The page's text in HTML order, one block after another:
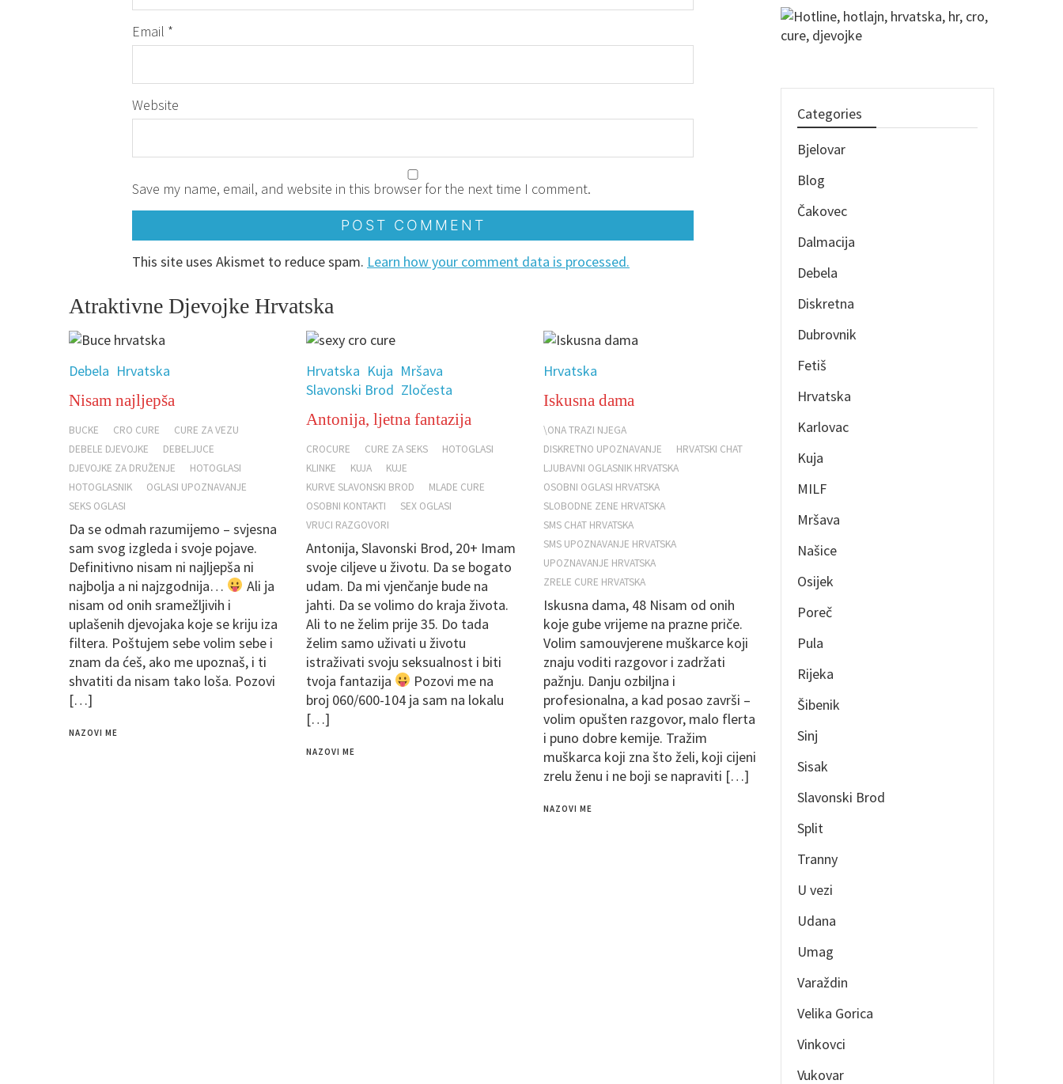
Email *
Website
Save my name, email, and website in this browser for the next time I comment.
This site uses Akismet to reduce spam. Learn how your comment data is processed.
Atraktivne Djevojke Hrvatska
Debela Hrvatska
Nisam najljepša
BUCKE CRO CURE
CURE ZA VEZU
DEBELE DJEVOJKE
DEBELJUCE
DJEVOJKE ZA DRUŽENJE
HOTOGLASI
HOTOGLASNIK
OGLASI UPOZNAVANJE
SEKS OGLASI
Da se odmah razumijemo – svjesna
sam svog izgleda i svoje pojave.
Definitivno nisam ni najljepša ni
najbolja a ni najzgodnija…
Ali ja
nisam od onih sramežljivih i
uplašenih djevojaka koje se kriju iza
filtera. Poštujem sebe volim sebe i
znam da ćeš, ako me upoznaš, i ti
shvatiti da nisam tako loša. Pozovi
[…]
NAZOVI ME
Hrvatska Kuja Mršava
Slavonski Brod Zločesta
Antonija, ljetna fantazija
CROCURE CURE ZA SEKS
HOTOGLASI
KLINKE
KUJA
KUJE
KURVE SLAVONSKI BROD
MLADE CURE
OSOBNI KONTAKTI
SEX OGLASI
VRUCI RAZGOVORI
Antonija, Slavonski Brod, 20+ Imam
svoje ciljeve u životu. Da se bogato
udam. Da mi vjenčanje bude na
jahti. Da se volimo do kraja života.
Ali to ne želim prije 35. Do tada
želim samo uživati u životu
istraživati svoju seksualnost i biti
tvoja fantazija
Pozovi me na
broj 060/600-104 ja sam na lokalu
[…]
NAZOVI ME
Hrvatska
Iskusna dama
\ONA TRAZI NJEGA
DISKRETNO UPOZNAVANJE
HRVATSKI CHAT
LJUBAVNI OGLASNIK HRVATSKA
OSOBNI OGLASI HRVATSKA
SLOBODNE ZENE HRVATSKA
SMS CHAT HRVATSKA
SMS UPOZNAVANJE HRVATSKA
UPOZNAVANJE HRVATSKA
ZRELE CURE HRVATSKA
Iskusna dama, 48 Nisam od onih
koje gube vrijeme na prazne priče.
Volim samouvjerene muškarce koji
znaju voditi razgovor i zadržati
pažnju. Danju ozbiljna i
profesionalna, a kad posao završi –
volim opušten razgovor, malo flerta
i puno dobre kemije. Tražim
muškarca koji zna što želi, koji cijeni
zrelu ženu i ne boji se napraviti […]
NAZOVI ME
Categories
Bjelovar
Blog
Čakovec
Dalmacija
Debela
Diskretna
Dubrovnik
Fetiš
Hrvatska
Karlovac
Kuja
MILF
Mršava
Našice
Osijek
Poreč
Pula
Rijeka
Šibenik
Sinj
Sisak
Slavonski Brod
Split
Tranny
U vezi
Udana
Umag
Varaždin
Velika Gorica
Vinkovci
Vukovar